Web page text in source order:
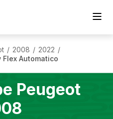
/ 2008 / 2022 /
Flex Automatico
Peugeot